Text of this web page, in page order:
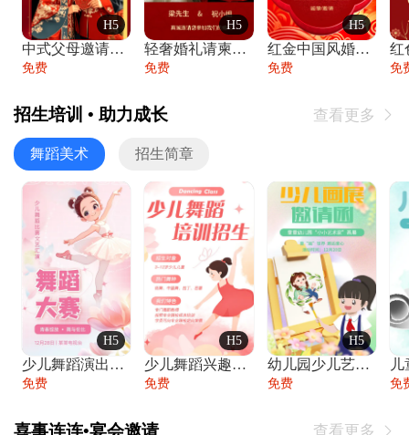
H5
中式父母邀请函婚礼结婚请柬请贴父母邀请方
免费
H5
轻奢婚礼请柬婚礼邀请函结婚照请帖
免费
H5
红金中国风婚礼请柬出阁喜宴嫁女请帖出阁宴
免费 免
招生培训 • 助力成长 查看更多 
舞蹈美术 招生简章
H5
少儿舞蹈演出舞蹈比赛跳舞大赛文艺汇演活动
免费
H5
少儿舞蹈兴趣班艺术培训学校招生宣传
免费
H5
幼儿园少儿艺术展览绘画展摄影作品展美术展
免费 免
喜事连连•宴会邀请 查看更多 